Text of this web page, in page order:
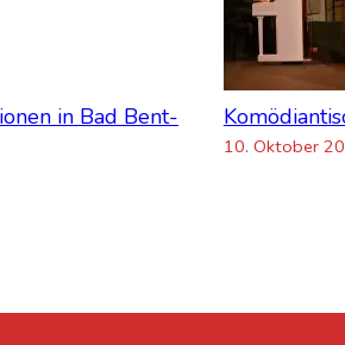
in Bad Bent­
10. Okto­ber